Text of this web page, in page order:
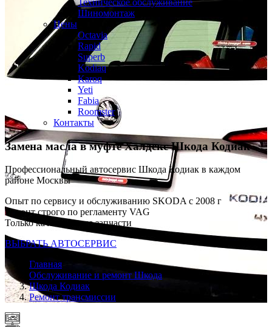
Техническое обслуживание
Шиномонтаж
Цены
Octavia
Rapid
Superb
Kodiaq
Karoq
Yeti
Fabia
Roomster
Контакты
Замена масла в муфте ХалдексШкода Кодиак
Профессиональный автосервис Шкода Кодиак в каждом
районе Москвы
Опыт по сервису и обслуживанию SKODA с 2008 г
Ремонт строго по регламенту VAG
Только качественные запчасти
ВЫБРАТЬ АВТОСЕРВИС
Главная
Обслуживание и ремонт Шкода
Шкода Кодиак
Ремонт трансмиссии